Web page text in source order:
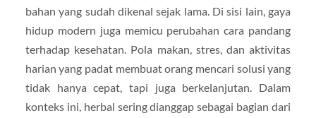
bahan yang sudah dikenal sejak lama. Di sisi lain, gaya
hidup modern juga memicu perubahan cara pandang
terhadap kesehatan. Pola makan, stres, dan aktivitas
harian yang padat membuat orang mencari solusi yang
tidak hanya cepat, tapi juga berkelanjutan. Dalam
konteks ini, herbal sering dianggap sebagai bagian dari